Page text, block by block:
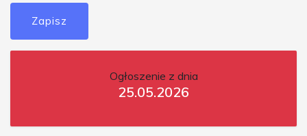
Zapisz
Ogłoszenie z dnia
25.05.2026